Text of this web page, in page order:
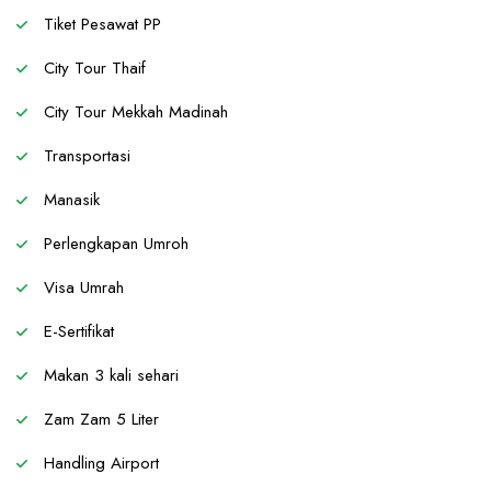
Tiket Pesawat PP
City Tour Thaif
City Tour Mekkah Madinah
Transportasi
Manasik
Perlengkapan Umroh
Visa Umrah
E-Sertifikat
Makan 3 kali sehari
Zam Zam 5 Liter
Handling Airport